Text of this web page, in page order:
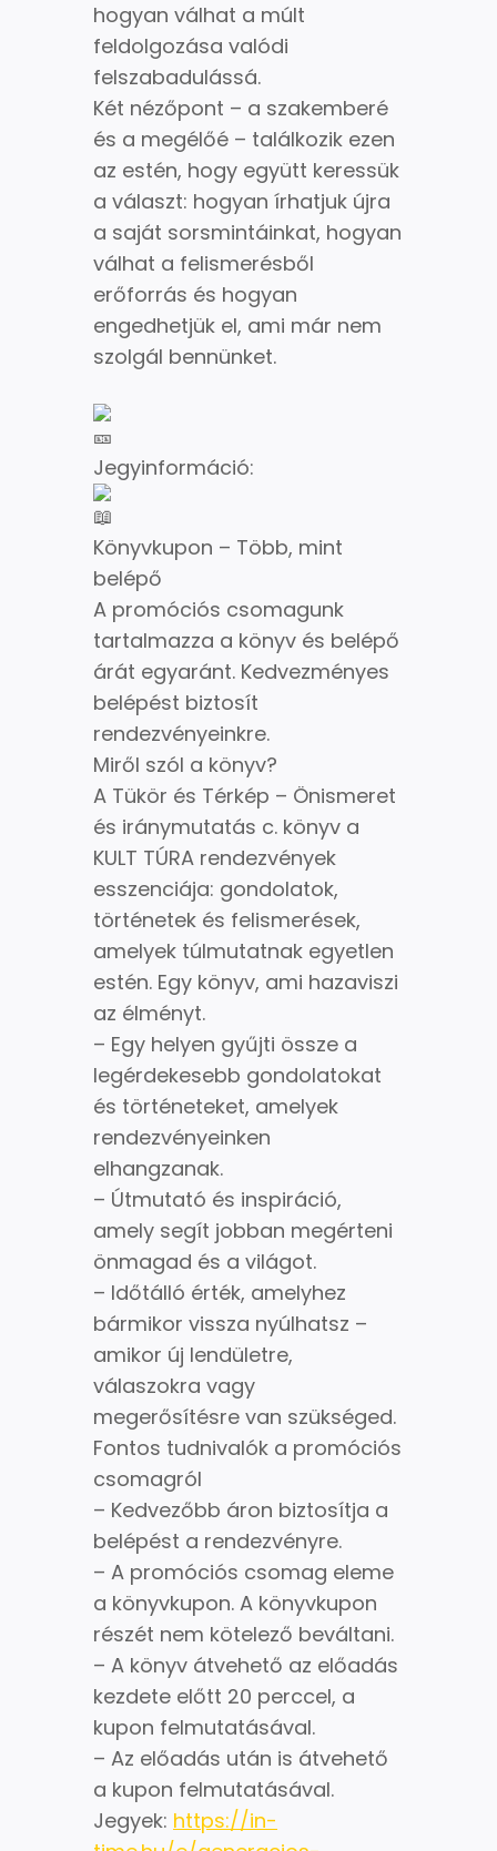
hogyan válhat a múlt
feldolgozása valódi
felszabadulássá.
Két nézőpont – a szakemberé
és a megélőé – találkozik ezen
az estén, hogy együtt keressük
a választ: hogyan írhatjuk újra
a saját sorsmintáinkat, hogyan
válhat a felismerésből
erőforrás és hogyan
engedhetjük el, ami már nem
szolgál bennünket.
Jegyinformáció:
Könyvkupon – Több, mint
belépő
A promóciós csomagunk
tartalmazza a könyv és belépő
árát egyaránt. Kedvezményes
belépést biztosít
rendezvényeinkre.
Miről szól a könyv?
A Tükör és Térkép – Önismeret
és iránymutatás c. könyv a
KULT TÚRA rendezvények
esszenciája: gondolatok,
történetek és felismerések,
amelyek túlmutatnak egyetlen
estén. Egy könyv, ami hazaviszi
az élményt.
– Egy helyen gyűjti össze a
legérdekesebb gondolatokat
és történeteket, amelyek
rendezvényeinken
elhangzanak.
– Útmutató és inspiráció,
amely segít jobban megérteni
önmagad és a világot.
– Időtálló érték, amelyhez
bármikor vissza nyúlhatsz –
amikor új lendületre,
válaszokra vagy
megerősítésre van szükséged.
Fontos tudnivalók a promóciós
csomagról
– Kedvezőbb áron biztosítja a
belépést a rendezvényre.
– A promóciós csomag eleme
a könyvkupon. A könyvkupon
részét nem kötelező beváltani.
– A könyv átvehető az előadás
kezdete előtt 20 perccel, a
kupon felmutatásával.
– Az előadás után is átvehető
a kupon felmutatásával.
Jegyek: https://in-